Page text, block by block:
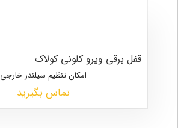
قفل برقی ویرو کلونی کولاک
امکان تنظیم سیلندر خارجی
تماس بگیرید